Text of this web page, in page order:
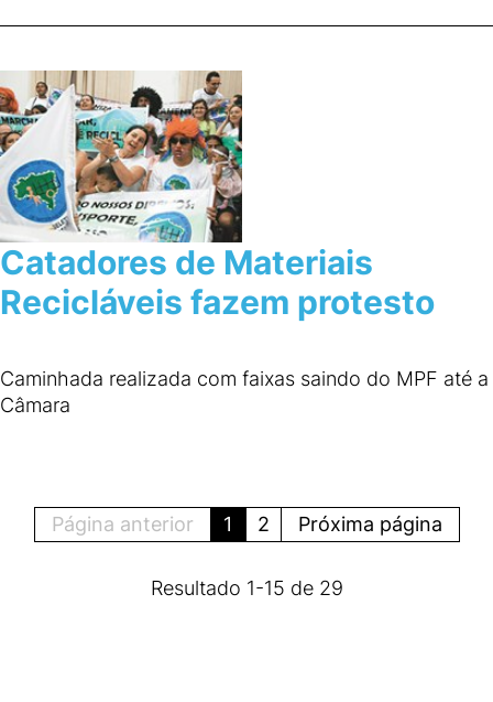
Catadores de Materiais
Recicláveis fazem protesto
Caminhada realizada com faixas saindo do MPF até a
Câmara
Página anterior 1 2 Próxima página
Resultado 1-15 de 29